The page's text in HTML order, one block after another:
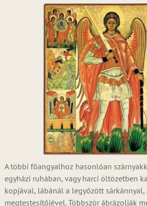
A többi főangyalhoz hasonlóan
egyházi ruhában, vagy harci öltözetben
kopjával, lábánál a legyőzött sárkánnyal,
megtestesítőjével. Többször ábrázolják